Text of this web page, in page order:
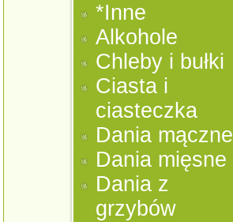
*Inne
Alkohole
Chleby i bułki
Ciasta i
ciasteczka
Dania mączne
Dania mięsne
Dania z
grzybów